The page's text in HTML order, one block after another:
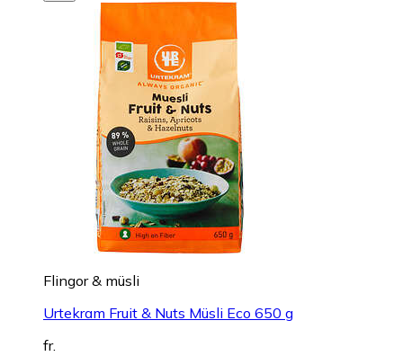
Flingor & müsli
Urtekram Fruit & Nuts Müsli Eco 650 g
fr.